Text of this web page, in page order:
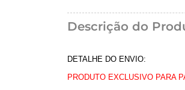
Descrição do
DETALHE DO ENVIO:
PRODUTO EXCLUSIVO PARA